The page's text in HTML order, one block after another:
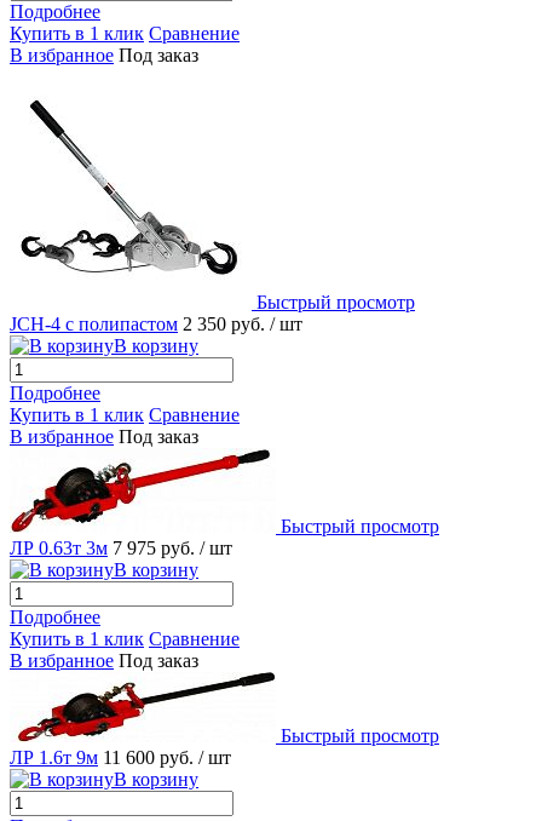
Подробнее
Купить в 1 клик Сравнение
В избранное Под заказ
Быстрый просмотр
JCH-4 с полипастом 2 350 руб. / шт
В корзину
Подробнее
Купить в 1 клик Сравнение
В избранное Под заказ
Быстрый просмотр
ЛР 0.63т 3м 7 975 руб. / шт
В корзину
Подробнее
Купить в 1 клик Сравнение
В избранное Под заказ
Быстрый просмотр
ЛР 1.6т 9м 11 600 руб. / шт
В корзину